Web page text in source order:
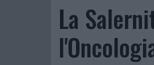
La